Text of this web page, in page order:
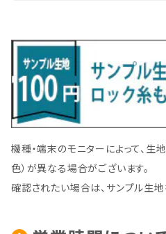
機種・端末のモニターによって、生
色）が異なる場合がございます。
確認されたい場合は、サンプル生地